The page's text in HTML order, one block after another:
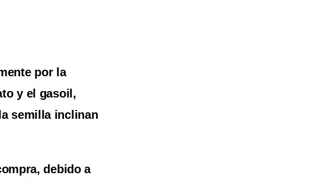
por la
y el gasoil,
semilla inclinan
debido a